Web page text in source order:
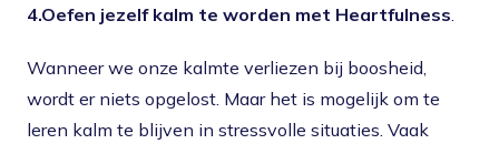
4.Oefen jezelf kalm te worden met Heartfulness.
Wanneer we onze kalmte verliezen bij boosheid,
wordt er niets opgelost. Maar het is mogelijk om te
leren kalm te blijven in stressvolle situaties. Vaak